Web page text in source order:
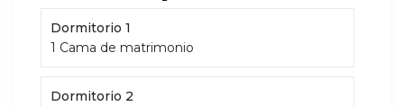
Dormitorio 1
1 Cama de matrimonio
Dormitorio 2